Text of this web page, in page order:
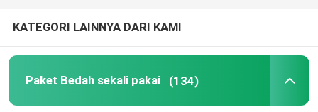
Tirai Artroskopi Lutut
Tirai Bedah Gigi
KATEGORI LAINNYA DARI KAMI
Paket Bedah sekali pakai (134)